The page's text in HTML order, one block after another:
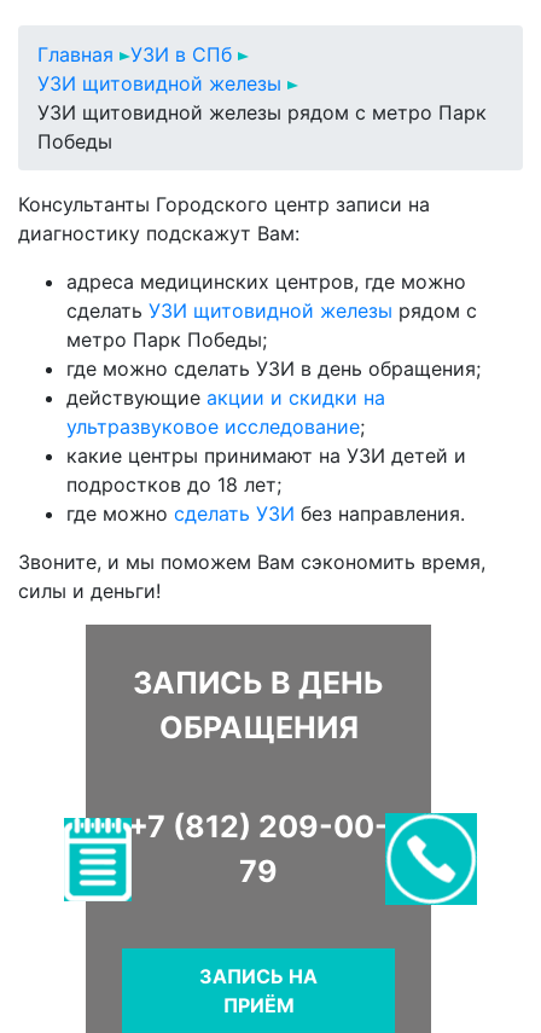
Главная
УЗИ в СПб
УЗИ щитовидной железы
УЗИ щитовидной железы рядом с метро Парк
Победы
Консультанты Городского центр записи на
диагностику подскажут Вам:
адреса медицинских центров, где можно
сделать УЗИ щитовидной железы рядом с
метро Парк Победы;
где можно сделать УЗИ в день обращения;
действующие акции и скидки на
ультразвуковое исследование;
какие центры принимают на УЗИ детей и
подростков до 18 лет;
где можно сделать УЗИ без направления.
Звоните, и мы поможем Вам сэкономить время,
силы и деньги!
ЗАПИСЬ В ДЕНЬ
ОБРАЩЕНИЯ
+7 (812) 209-00-
79
ЗАПИСЬ НА
ПРИЁМ